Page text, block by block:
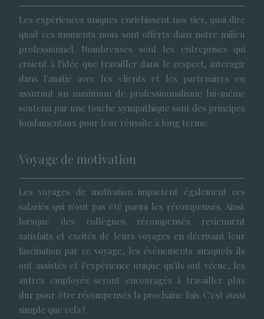
Les expériences uniques enrichissent nos vies, quoi dire
quad ces moments nous sont offerts dans notre milieu
professionnel. Nombreuses sont les entreprises qui
croient à l'idée que travailler dans le respect, interagir
dans l'amitié avec les clients et les partenaires en
assurant un maximum de professionnalisme lui-même
soutenu par une touche sympathique sont des principes
fondamentaux pour leur réussite à long terme.
Voyage de motivation
Les voyages de motivation impactent également ces
salariés qui n'ont pas été parmi les récompensés. Ainsi.
lorsque des collègues récompensés reviennent
satisfaits et excités de leurs voyages en décrivant leur
fascination par ce voyage, les événements auxquels ils
ont assistés et l'expérience unique qu'ils ont vécue, les
autres employés seront encouragés à travailler plus
dur pour être récompensés la prochaine fois. C'est aussi
simple que cela !